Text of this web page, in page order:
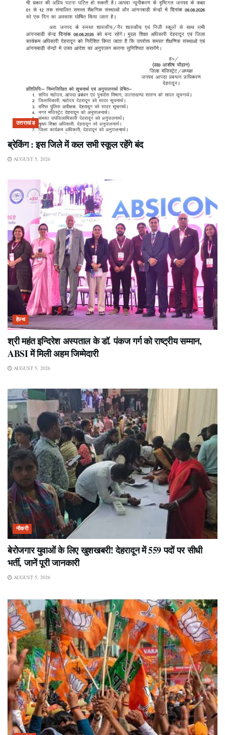
उत्तराखंड
ब्रेकिंग : इस जिले में कल सभी स्कूल रहेंगे बंद
AUGUST 5, 2026
हेल्थ
श्री महंत इन्दिरेश अस्पताल के डॉ. पंकज गर्ग को राष्ट्रीय सम्मान,
ABSI में मिली अहम जिम्मेदारी
AUGUST 5, 2026
नौकरी
बेरोजगार युवाओं के लिए खुशखबरी! देहरादून में 559 पदों पर सीधी
भर्ती, जानें पूरी जानकारी
AUGUST 5, 2026